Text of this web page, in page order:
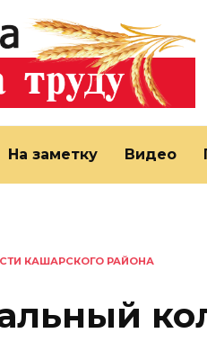
На заметку Видео
КАШАРСКОГО РАЙОНА